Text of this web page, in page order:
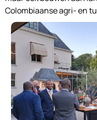
Colombiaanse agri- en